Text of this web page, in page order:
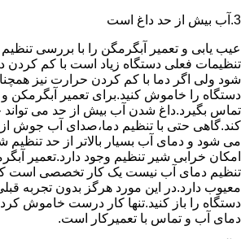
3.آب بیش از حد داغ است
عیب یابی و تعمیر آبگرمگن را با بررسی
تنظیمات فعلی دستگاه زیاد است با کم
شود ولی اگر دما با کم کردن حرارت نیز
دستگاه را خاموش کنید.برای تعمیر آبگرمکن
تماس بگیرد.داغ شدن آب بیش از حد می تواند
کند.گاهی حتی با تنظیم دما،صدای آب جوش
می شود و دمای آب بسیار بالاتر از حد
امکان خرابی شیر تنظیم وجود دارد.تعمیر
تنظیم دمای آب نیست یک کار تخصصی است
معیوب دارد.در این مورد هرگز بدون تجربه
دستگاه را باز کنید.تنها کار درست خاموش
دمای آب و تماس با تعمیرکار است.